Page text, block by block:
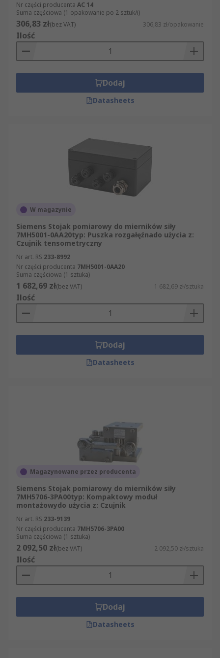
Nr części producenta AC 14
Suma częściowa (1 opakowanie po 2 sztuk/i)
306,83 zł(bez VAT) 306,83 zł/opakowanie
Ilość
Dodaj
Datasheets
W magazynie
Siemens Stojak pomiarowy do mierników siły
7MH5001-0AA20typ: Puszka rozgałęźnado użycia z:
Czujnik tensometryczny
Nr art. RS 233-8992
Nr części producenta 7MH5001-0AA20
Suma częściowa (1 sztuka)
1 682,69 zł(bez VAT) 1 682,69 zł/sztuka
Ilość
Dodaj
Datasheets
Magazynowane przez producenta
Siemens Stojak pomiarowy do mierników siły
7MH5706-3PA00typ: Kompaktowy moduł
montażowydo użycia z: Czujnik
Nr art. RS 233-9139
Nr części producenta 7MH5706-3PA00
Suma częściowa (1 sztuka)
2 092,50 zł(bez VAT) 2 092,50 zł/sztuka
Ilość
Dodaj
Datasheets